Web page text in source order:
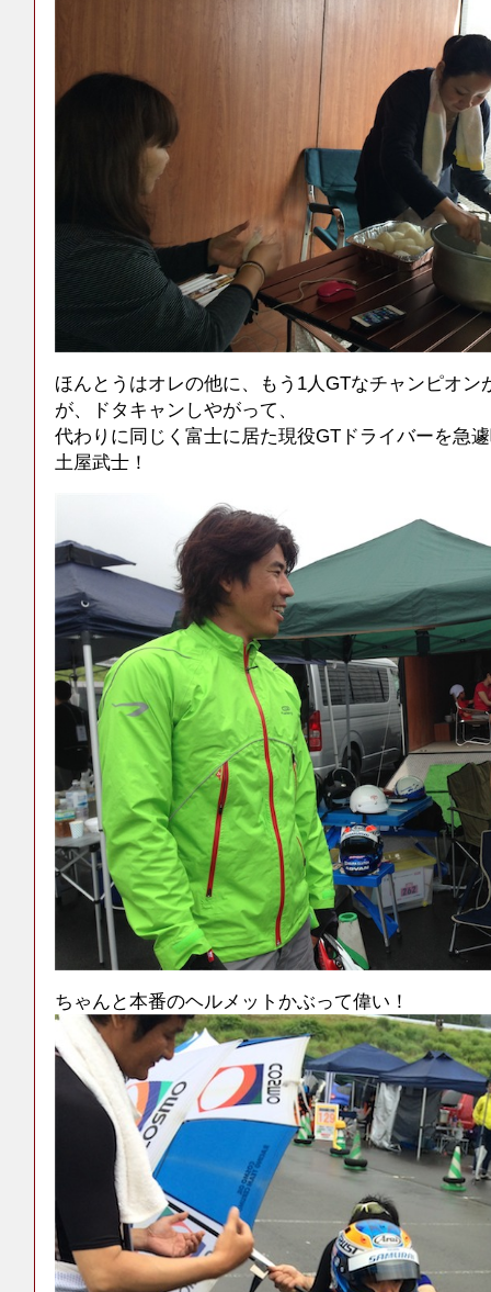
ほんとうはオレの他に、もう1人GTなチャンピオン
が、ドタキャンしやがって、
代わりに同じく富士に居た現役GTドライバーを急
土屋武士！
ちゃんと本番のヘルメットかぶって偉い！